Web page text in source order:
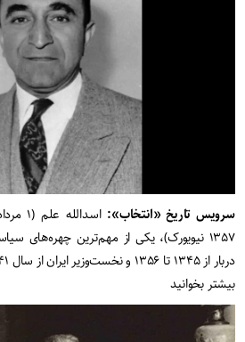
سرویس تاریخ «انتخاب»:
۱۳۵۷ نیویورک)، یکی از مهم‌ترین چهره‌های
دربار از ۱۳۴۵ تا ۱۳۵۶ و نخست‌وزیر ایران از سال ۱۳۴۱ تا ۱۳۴۲ بود.
بیشتر بخوانید